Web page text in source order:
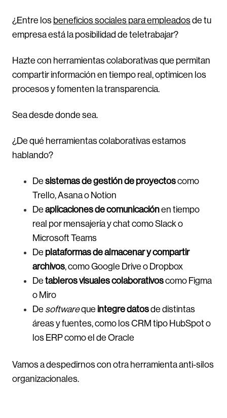
¿Entre los beneficios sociales para empleadosde tu
empresa está la posibilidad de teletrabajar?
Hazte con herramientas colaborativas que permitan
compartir información en tiempo real, optimicen los
procesos y fomenten la transparencia.
Sea desde donde sea.
¿De qué herramientas colaborativas estamos
hablando?
De sistemas de gestión de proyectoscomo
Trello, Asana o Notion
De aplicaciones de comunicaciónen tiempo
real por mensajería y chat como Slack o
Microsoft Teams
De plataformas de almacenar y compartir
archivos, como Google Drive o Dropbox
De tableros visuales colaborativoscomo Figma
o Miro
De softwareque integre datosde distintas
áreas y fuentes, como los CRM tipo HubSpot o
los ERP como el de Oracle
Vamos a despedirnos con otra herramienta anti-silos
organizacionales.